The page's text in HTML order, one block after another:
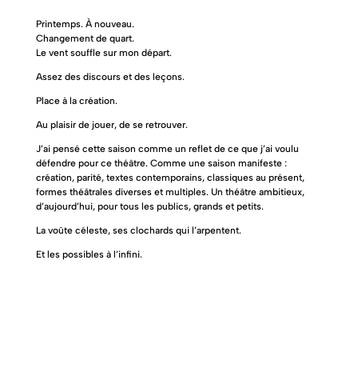
Printemps. À nouveau.
Changement de quart.
Le vent souffle sur mon départ.
Assez des discours et des leçons.
Place à la création.
Au plaisir de jouer, de se retrouver.
J’ai pensé cette saison comme un reflet de ce que j’ai voulu
défendre pour ce théâtre. Comme une saison manifeste :
création, parité, textes contemporains, classiques au présent,
formes théâtrales diverses et multiples. Un théâtre ambitieux,
d’aujourd’hui, pour tous les publics, grands et petits.
La voûte céleste, ses clochards qui l’arpentent.
Et les possibles à l’infini.